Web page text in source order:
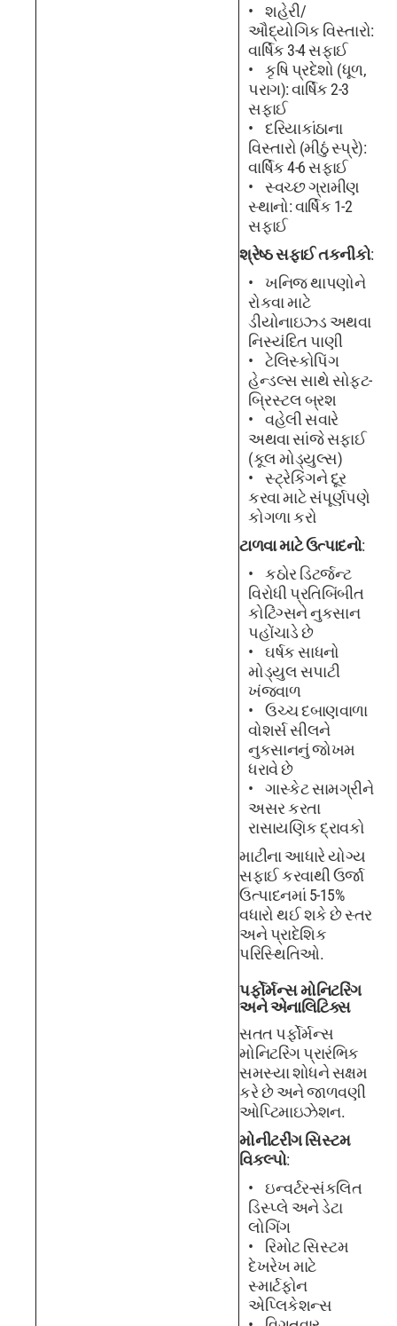
શહેરી/
ઔદ્યોગિક વિસ્તારો:
વાર્ષિક 3-4 સફાઈ
કૃષિ પ્રદેશો (ધૂળ,
પરાગ): વાર્ષિક 2-3
સફાઈ
દરિયાકાંઠાના
વિસ્તારો (મીઠું સ્પ્રે):
વાર્ષિક 4-6 સફાઈ
સ્વચ્છ ગ્રામીણ
સ્થાનો: વાર્ષિક 1-2
સફાઈ
શ્રેષ્ઠ સફાઈ તકનીકો:
ખનિજ થાપણોને
રોકવા માટે
ડીયોનાઇઝ્ડ અથવા
નિસ્યંદિત પાણી
ટેલિસ્કોપિંગ
હેન્ડલ્સ સાથે સોફ્ટ-
બ્રિસ્ટલ બ્રશ
વહેલી સવારે
અથવા સાંજે સફાઈ
(કૂલ મોડ્યુલ્સ)
સ્ટ્રેકિંગને દૂર
કરવા માટે સંપૂર્ણપણે
કોગળા કરો
ટાળવા માટે ઉત્પાદનો:
કઠોર ડિટર્જન્ટ
વિરોધી પ્રતિબિંબીત
કોટિંગ્સને નુકસાન
પહોંચાડે છે
ઘર્ષક સાધનો
મોડ્યુલ સપાટી
ખંજવાળ
ઉચ્ચ દબાણવાળા
વોશર્સ સીલને
નુકસાનનું જોખમ
ધરાવે છે
ગાસ્કેટ સામગ્રીને
અસર કરતા
રાસાયણિક દ્રાવકો
માટીના આધારે યોગ્ય
સફાઈ કરવાથી ઉર્જા
ઉત્પાદનમાં 5-15%
વધારો થઈ શકે છે સ્તર
અને પ્રાદેશિક
પરિસ્થિતિઓ.
પર્ફોર્મન્સ મોનિટરિંગ
અને એનાલિટિક્સ
સતત પર્ફોર્મન્સ
મોનિટરિંગ પ્રારંભિક
સમસ્યા શોધને સક્ષમ
કરે છે અને જાળવણી
ઓપ્ટિમાઇઝેશન.
મોનીટરીંગ સિસ્ટમ
વિકલ્પો:
ઇન્વર્ટર-સંકલિત
ડિસ્પ્લે અને ડેટા
લોગિંગ
રિમોટ સિસ્ટમ
દેખરેખ માટે
સ્માર્ટફોન
એપ્લિકેશન્સ